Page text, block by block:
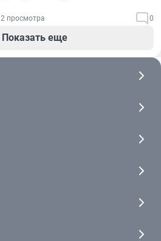
2 просмотра 0
Показать еще